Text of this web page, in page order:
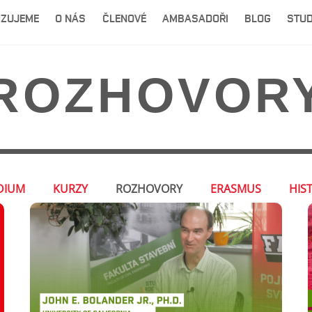
O NÁS ČLENOVÉ AMBASADOŘI BLOG
KURZY ROZHOVORY ERASMUS